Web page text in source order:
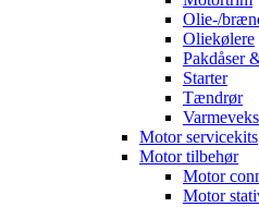
Olie-/
Oliekølere
Pakdåser
Starter
Tændrør
Motor servicekits
Motor tilbehør
Motor
Motor